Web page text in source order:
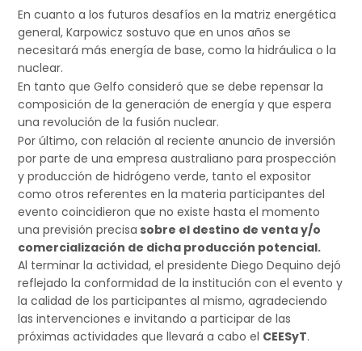
En cuanto a los futuros desafíos en la matriz energética
general, Karpowicz sostuvo que en unos años se
necesitará más energía de base, como la hidráulica o la
nuclear.
En tanto que Gelfo consideró que se debe repensar la
composición de la generación de energía y que espera
una revolución de la fusión nuclear.
Por último, con relación al reciente anuncio de inversión
por parte de una empresa australiano para prospección
y producción de hidrógeno verde, tanto el expositor
como otros referentes en la materia participantes del
evento coincidieron que no existe hasta el momento
una previsión precisa sobre el destino de venta y/o
comercialización de dicha producción potencial.
Al terminar la actividad, el presidente Diego Dequino dejó
reflejado la conformidad de la institución con el evento y
la calidad de los participantes al mismo, agradeciendo
las intervenciones e invitando a participar de las
próximas actividades que llevará a cabo el CEESyT.